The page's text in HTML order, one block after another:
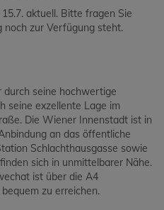
aktuell. Bitte fragen Sie
noch zur Verfügung steht.
durch seine hochwertige
seine exzellente Lage im
Die Wiener Innenstadt ist in
an das öffentliche
Schlachthausgasse sowie
sich in unmittelbarer Nähe.
ist über die A4
zu erreichen.